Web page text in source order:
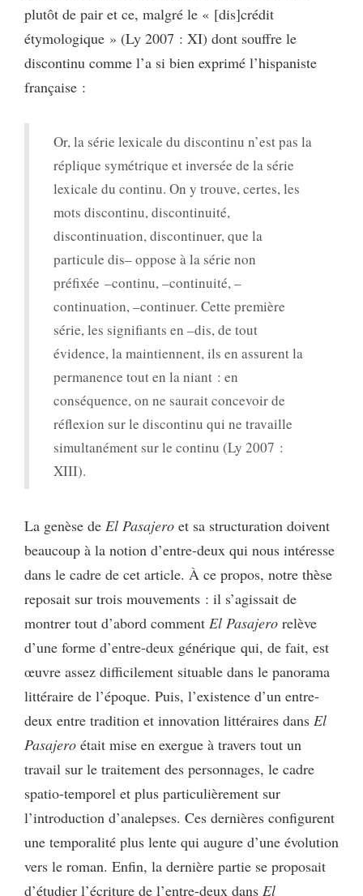
plutôt de pair et ce, malgré le « [dis]crédit
étymologique » (Ly 2007 : XI) dont souffre le
discontinu comme l’a si bien exprimé l’hispaniste
française :
Or, la série lexicale du discontinu n’est pas la
réplique symétrique et inversée de la série
lexicale du continu. On y trouve, certes, les
mots discontinu, discontinuité,
discontinuation, discontinuer, que la
particule dis– oppose à la série non
préfixée –continu, –continuité, –
continuation, –continuer. Cette première
série, les signifiants en –dis, de tout
évidence, la maintiennent, ils en assurent la
permanence tout en la niant : en
conséquence, on ne saurait concevoir de
réflexion sur le discontinu qui ne travaille
simultanément sur le continu (Ly 2007 :
XIII).
La genèse de El Pasajero et sa structuration doivent
beaucoup à la notion d’entre-deux qui nous intéresse
dans le cadre de cet article. À ce propos, notre thèse
reposait sur trois mouvements : il s’agissait de
montrer tout d’abord comment El Pasajero relève
d’une forme d’entre-deux générique qui, de fait, est
œuvre assez difficilement situable dans le panorama
littéraire de l’époque. Puis, l’existence d’un entre-
deux entre tradition et innovation littéraires dans El
Pasajero était mise en exergue à travers tout un
travail sur le traitement des personnages, le cadre
spatio-temporel et plus particulièrement sur
l’introduction d’analepses. Ces dernières configurent
une temporalité plus lente qui augure d’une évolution
vers le roman. Enfin, la dernière partie se proposait
d’étudier l’écriture de l’entre-deux dans El